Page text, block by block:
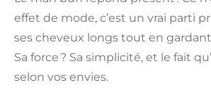
effet de mode, c’est un vrai parti
ses cheveux longs tout en
Sa force ? Sa simplicité, et le fait
selon vos envies.